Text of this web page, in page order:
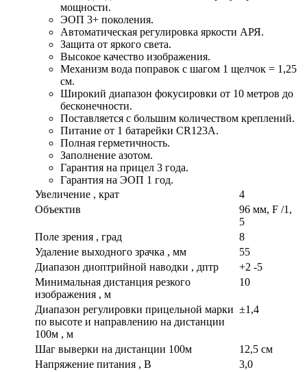
мощности.
ЭОП 3+ поколения.
Автоматическая регулировка яркости АРЯ.
Защита от яркого света.
Высокое качество изображения.
Механизм вода поправок с шагом 1 щелчок = 1,25
см.
Широкий диапазон фокусировки от 10 метров до
бесконечности.
Поставляется с большим количеством креплений.
Питание от 1 батарейки CR123A.
Полная герметичность.
Заполнение азотом.
Гарантия на прицел 3 года.
Гарантия на ЭОП 1 год.
Увеличение , крат
4
Объектив
96 мм, F /1,
5
Поле зрения , град
8
Удаление выходного зрачка , мм
55
Диапазон диоптрийной наводки , дптр
+2 -5
Минимальная дистанция резкого
изображения , м
10
Диапазон регулировки прицельной марки
по высоте и направлению на дистанции
100м , м
±1,4
Шаг выверки на дистанции 100м
12,5 см
Напряжение питания , В
3,0